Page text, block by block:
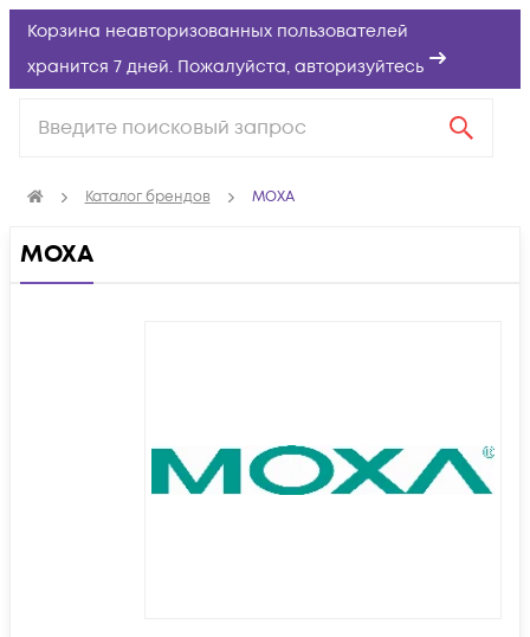
Корзина неавторизованных пользователей
хранится 7 дней. Пожалуйста, авторизуйтесь
Каталог брендов MOXA
MOXA